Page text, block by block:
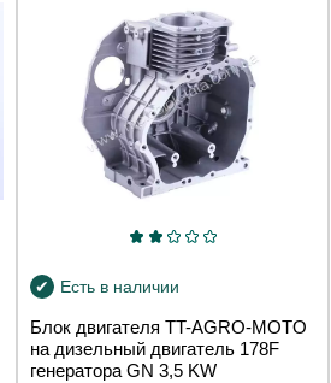
Есть в наличии
Блок двигателя TT-AGRO-MOTO
на дизельный двигатель 178F
генератора GN 3,5 KW